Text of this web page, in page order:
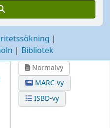
Bibliotek
Normalvy
MARC-vy
ISBD-vy